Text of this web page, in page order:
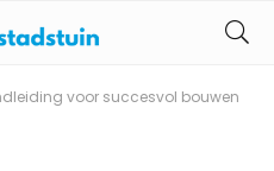
voor succesvol bouwen